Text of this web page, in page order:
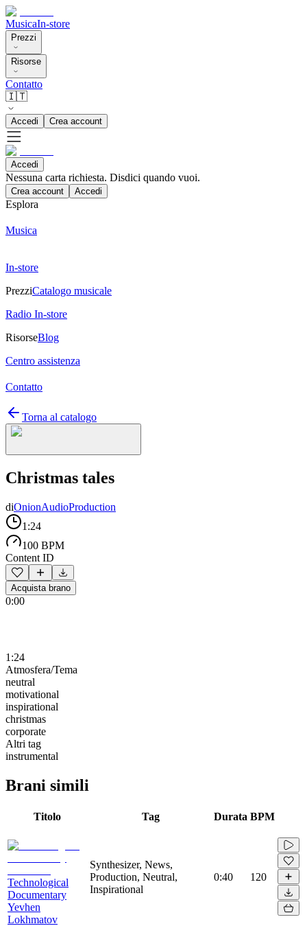
MusicaIn-store
Prezzi
Risorse
Contatto
🇮🇹
Accedi Crea account
Accedi
Nessuna carta richiesta. Disdici quando vuoi.
Crea account Accedi
Esplora
Musica
In-store
PrezziCatalogo musicale
Radio In-store
RisorseBlog
Centro assistenza
Contatto
Torna al catalogo
Christmas tales
diOnionAudioProduction
1:24
100 BPM
Content ID
Acquista brano
0:00
1:24
Atmosfera/Tema
neutral
motivational
inspirational
christmas
corporate
Altri tag
instrumental
Brani simili
Titolo Tag Durata BPM
Technological
Documentary
Yevhen
Lokhmatov
Synthesizer, News,
Production, Neutral,
Inspirational
0:40 120